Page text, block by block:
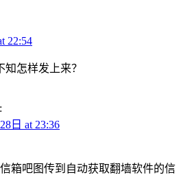
22:54
怎样发上来？
日 at 23:36
箱吧图传到自动获取翻墙软件的信